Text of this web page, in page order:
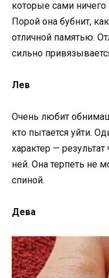
которые сами
Порой она бубнит,
отличной памятью.
сильно
Лев
Очень любит
кто пытается уйти.
характер —
ней. Она терпеть не
спиной.
Дева